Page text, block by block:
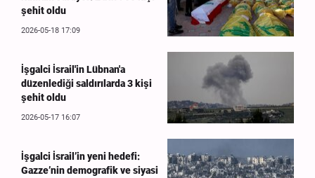
şehit oldu
2026-05-18 17:09
İşgalci İsrail'in Lübnan'a
düzenlediği saldırılarda 3 kişi
şehit oldu
2026-05-17 16:07
İşgalci İsrail’in yeni hedefi:
Gazze’nin demografik ve siyasi